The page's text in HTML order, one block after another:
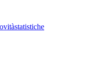
statistiche